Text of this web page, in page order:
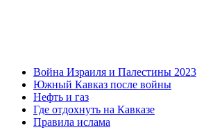
Война Израиля и Палестины 2023
Южный Кавказ после войны
Нефть и газ
Где отдохнуть на Кавказе
Правила ислама